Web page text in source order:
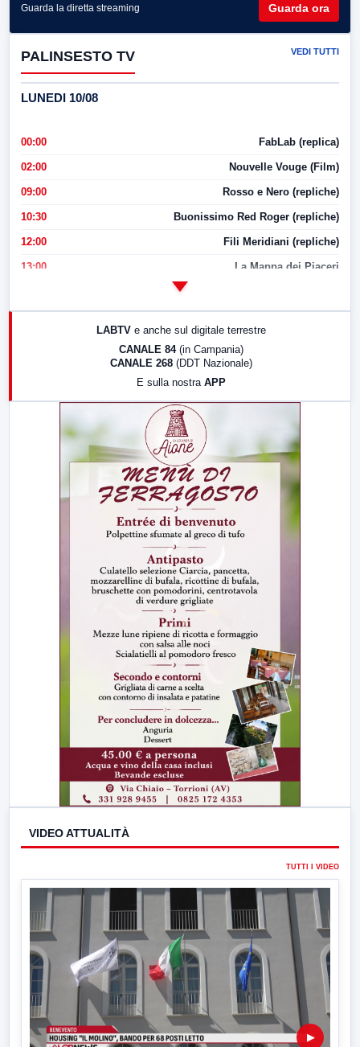
Guarda la diretta streaming Guarda ora
PALINSESTO TV VEDI TUTTI
LUNEDI 10/08
00:00 FabLab (replica)
02:00 Nouvelle Vouge (Film)
09:00 Rosso e Nero (repliche)
10:30 Buonissimo Red Roger (repliche)
12:00 Fili Meridiani (repliche)
13:00 La Mappa dei Piaceri
LABTV e anche sul digitale terrestre
CANALE 84 (in Campania)
CANALE 268 (DDT Nazionale)
E sulla nostra APP
VIDEO ATTUALITÀ
TUTTI I VIDEO
▶